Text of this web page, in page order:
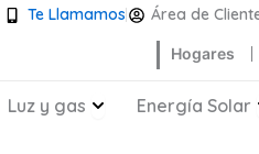
Te Llamamos Área de
Hogares
Luz y gas Abrir Luz y gas
Energía Solar